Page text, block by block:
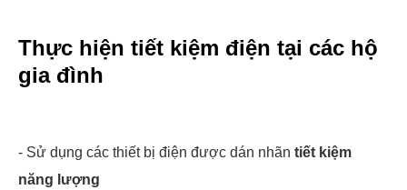
Thực hiện tiết kiệm điện tại các hộ
gia đình
- Sử dụng các thiết bị điện được dán nhãn tiết kiệm
năng lượng